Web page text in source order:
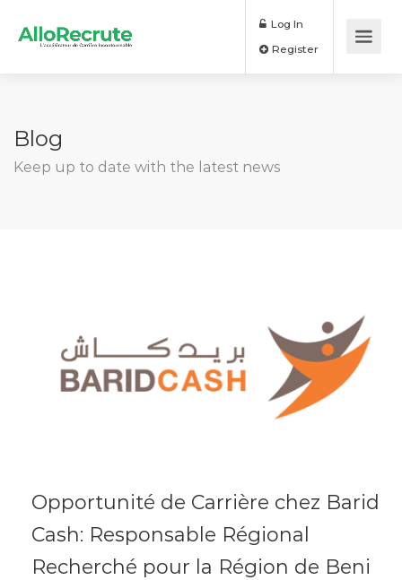
Log In
Blog
Keep up to date with the latest news
Opportunité de Carrière chez Barid
Cash: Responsable Régional
Recherché pour la Région de Beni